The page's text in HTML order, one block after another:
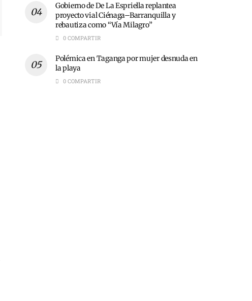
Gobierno de De La Espriella replantea
proyecto vial Ciénaga–Barranquilla y
rebautiza como “Vía Milagro”
0 COMPARTIR
Polémica en Taganga por mujer desnuda en
la playa
0 COMPARTIR